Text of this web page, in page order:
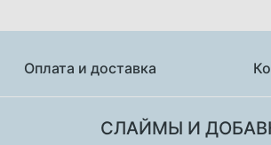
Оплата и доставка
СЛАЙМЫ И